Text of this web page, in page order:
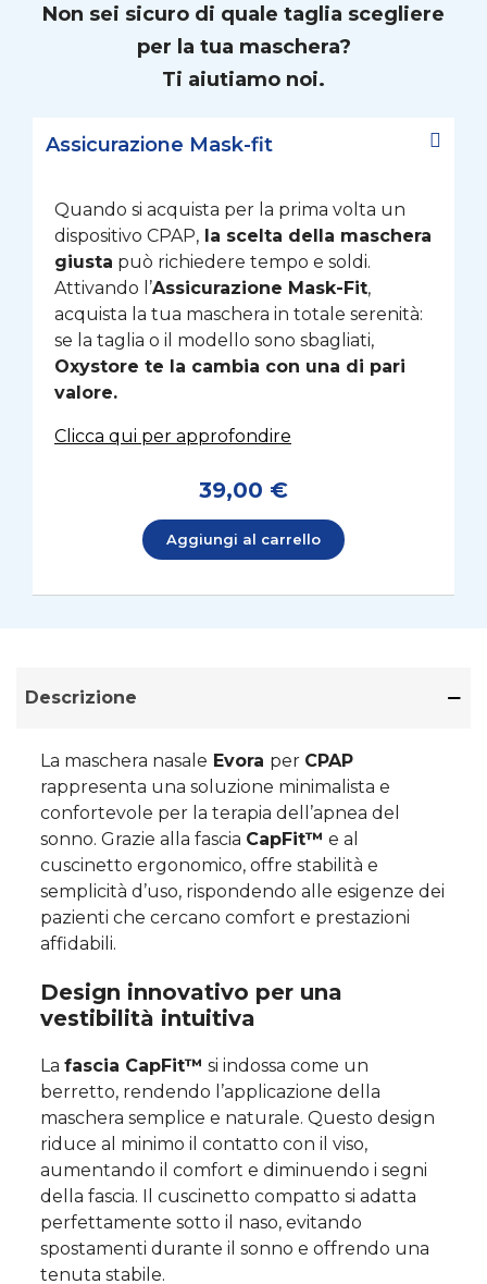
Non sei sicuro di quale taglia scegliere
per la tua maschera?
Ti aiutiamo noi.
Assicurazione Mask-fit
Quando si acquista per la prima volta un
dispositivo CPAP, la scelta della maschera
giusta può richiedere tempo e soldi.
Attivando l’Assicurazione Mask-Fit,
acquista la tua maschera in totale serenità:
se la taglia o il modello sono sbagliati,
Oxystore te la cambia con una di pari
valore.
Clicca qui per approfondire
39,00 €
Aggiungi al carrello
Descrizione
La maschera nasale Evora per CPAP
rappresenta una soluzione minimalista e
confortevole per la terapia dell’apnea del
sonno. Grazie alla fascia CapFit™ e al
cuscinetto ergonomico, offre stabilità e
semplicità d’uso, rispondendo alle esigenze dei
pazienti che cercano comfort e prestazioni
affidabili.
Design innovativo per una
vestibilità intuitiva
La fascia CapFit™ si indossa come un
berretto, rendendo l’applicazione della
maschera semplice e naturale. Questo design
riduce al minimo il contatto con il viso,
aumentando il comfort e diminuendo i segni
della fascia. Il cuscinetto compatto si adatta
perfettamente sotto il naso, evitando
spostamenti durante il sonno e offrendo una
tenuta stabile.